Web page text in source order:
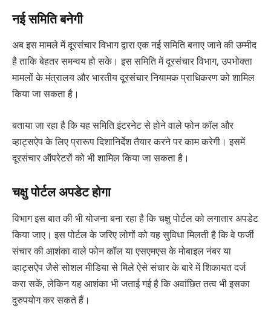
नई समिति बनेगी
अब इस मामले में दूरसंचार विभाग द्वारा एक नई समिति बनाए जाने की उम्मीद
है ताकि बेहतर समन्वय हो सके। इस समिति में दूरसंचार विभाग, उपभोक्ता
मामलों के मंत्रालय और भारतीय दूरसंचार नियामक प्राधिकरण को शामिल
किया जा सकता है।
बताया जा रहा है कि यह समिति इंटरनेट से होने वाले फोन कॉल और
व्हाट्सऐप के लिए प्रारूप दिशानिर्देश तैयार करने पर काम करेगी। इसमें
दूरसंचार ऑपरेटरों को भी शामिल किया जा सकता है।
चक्षु पोर्टल अपडेट होगा
विभाग इस बात की भी योजना बना रहा है कि चक्षु पोर्टल को लगातार अपडेट
किया जाए। इस पोर्टल के जरिए लोगों को यह सुविधा मिलती है कि वे फर्जी
संचार की आशंका वाले फोन कॉल या एसएमएस के मोबाइल नंबर या
व्हाट्सऐप जैसे सोशल मीडिया से मिले ऐसे संचार के बारे में शिकायत दर्ज
करा सकें, लेकिन यह आशंका भी जताई गई है कि अवांछित तत्व भी इसका
दुरुपयोग कर सकते हैं।